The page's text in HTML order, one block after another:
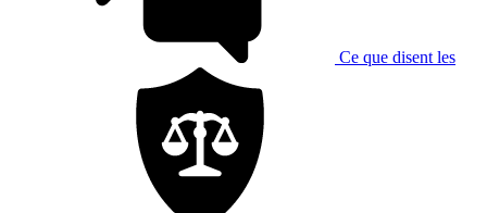
Ce que disent les